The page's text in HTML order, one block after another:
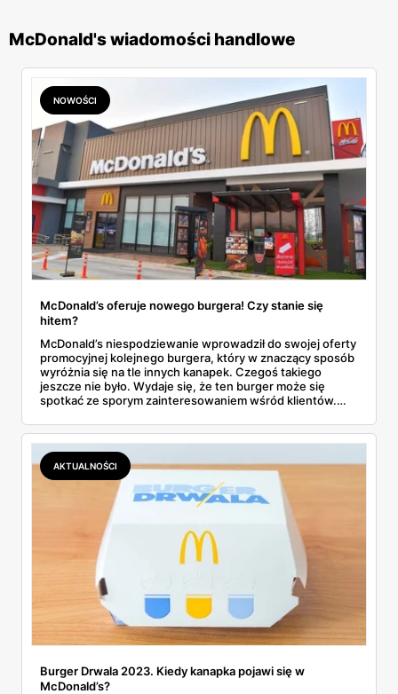
McDonald's wiadomości handlowe
NOWOŚCI
McDonald’s oferuje nowego burgera! Czy stanie się
hitem?
McDonald’s niespodziewanie wprowadził do swojej oferty
promocyjnej kolejnego burgera, który w znaczący sposób
wyróżnia się na tle innych kanapek. Czegoś takiego
jeszcze nie było. Wydaje się, że ten burger może się
spotkać ze sporym zainteresowaniem wśród klientów.
pozycji w menu McDonald’s.
AKTUALNOŚCI
Burger Drwala 2023. Kiedy kanapka pojawi się w
McDonald’s?